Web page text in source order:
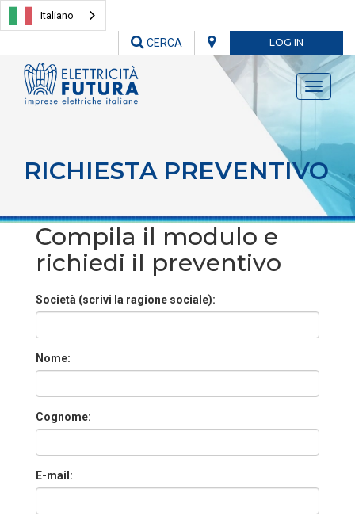
Italiano
LOG IN
CERCA
Toggle
RICHIESTA PREVENTIVO
Compila il modulo e
richiedi il preventivo
Società (scrivi la ragione sociale):
Nome:
Cognome:
E-mail: